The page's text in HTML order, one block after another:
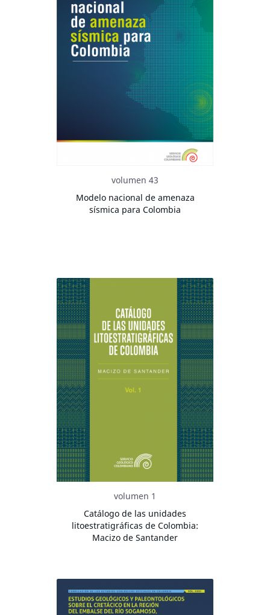
volumen 43
Modelo nacional de amenaza
sísmica para Colombia
volumen 1
Catálogo de las unidades
litoestratigráficas de Colombia:
Macizo de Santander